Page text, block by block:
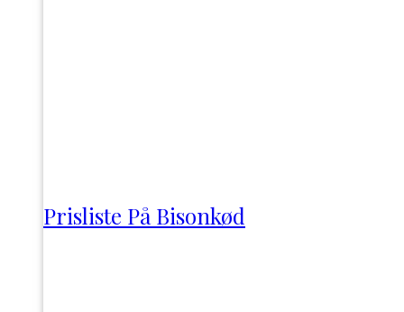
Prisliste På Bisonkød